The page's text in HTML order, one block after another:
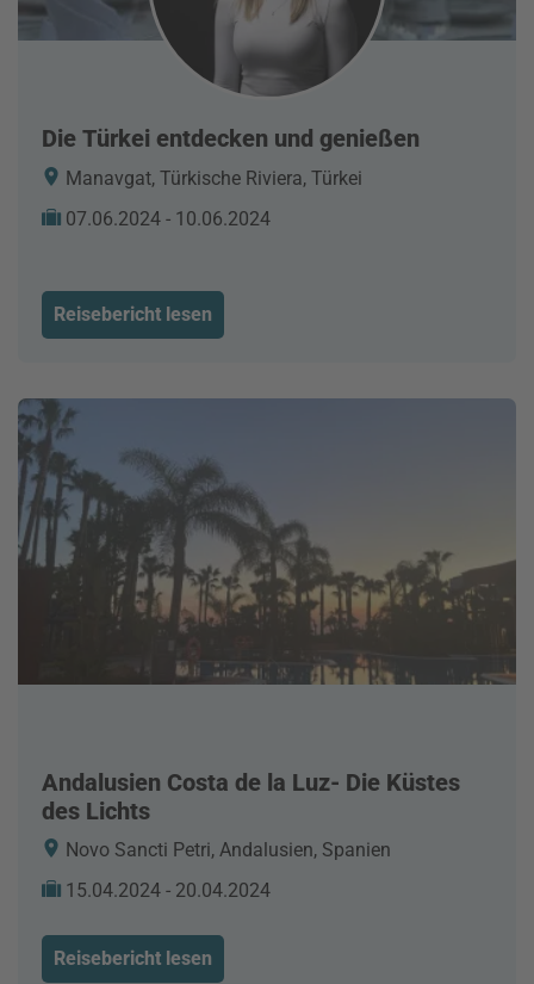
Die Türkei entdecken und genießen
Manavgat, Türkische Riviera, Türkei
07.06.2024 - 10.06.2024
Reisebericht lesen
Andalusien Costa de la Luz- Die Küstes
des Lichts
Novo Sancti Petri, Andalusien, Spanien
15.04.2024 - 20.04.2024
Reisebericht lesen